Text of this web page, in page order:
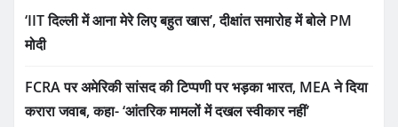
‘IIT दिल्ली में आना मेरे लिए बहुत खास’, दीक्षांत समारोह में बोले PM
मोदी
FCRA पर अमेरिकी सांसद की टिप्पणी पर भड़का भारत, MEA ने दिया
करारा जवाब, कहा- ‘आंतरिक मामलों में दखल स्वीकार नहीं’